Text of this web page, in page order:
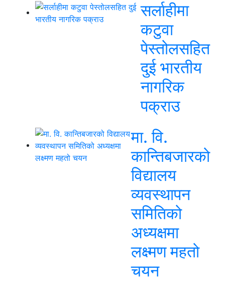
सर्लाहीमा
कटुवा
पेस्तोलसहित
दुई भारतीय
नागरिक
पक्राउ
मा. वि.
कान्तिबजारको
विद्यालय
व्यवस्थापन
समितिको
अध्यक्षमा
लक्ष्मण महतो
चयन